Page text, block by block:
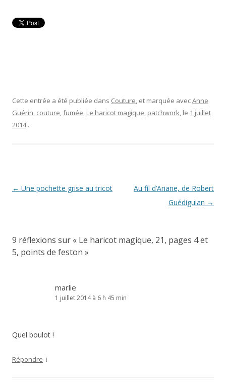
Cette entrée a été publiée dans Couture, et marquée avecAnne
Guérin, couture,fumée, Le haricot magique, patchwork, le 1 juillet
2014 .
Navigation
← Une pochette grise au tricot
Au fil d’Ariane, de Robert
Guédiguian →
9 réflexions sur « Le haricot magique, 21, pages 4 et
5, points de feston »
marlie
1 juillet 2014 à 6 h 45 min
Quel boulot !
Répondre ↓